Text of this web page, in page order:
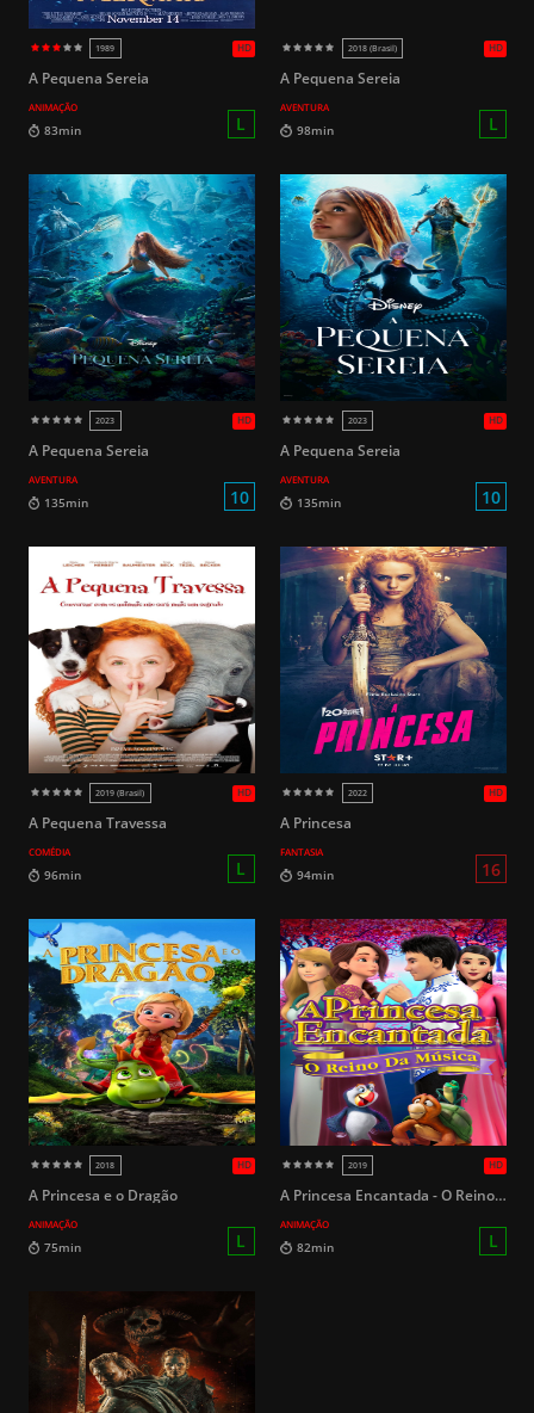
2019
HD
2018 2019
HD
2025 2019
18
77min
A Pequena Sereia
ANIMAÇÃO
A Pequena Sereia
AVENTURA
A Pequena Sereia
AVENTURA
A Pequena Sereia
AVENTURA
A Pequena Travessa
COMÉDIA
A Princesa
FANTASIA
A Princesa e o Dragão
ANIMAÇÃO
A Princesa Encantada - O Reino da Música
ANIMAÇÃO